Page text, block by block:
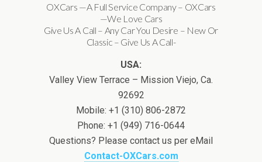
OXCars —A Full Service Company – OXCars
—We Love Cars
Give Us A Call – Any Car You Desire – New Or
Classic – Give Us A Call-
USA:
Valley View Terrace – Mission Viejo, Ca.
92692
Mobile: +1 (310) 806-2872
Phone: +1 (949) 716-0644
Questions? Please contact us per eMail
Contact-OXCars.com